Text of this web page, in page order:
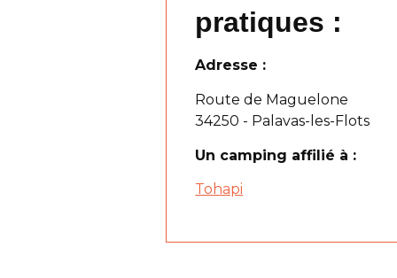
pratiques :
Adresse :
Route de Maguelone
34250 - Palavas-les-Flots
Un camping affilié à :
Tohapi